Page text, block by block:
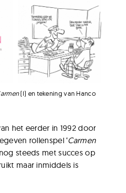
(l) en tekening van Hanco
het eerder in 1992 door
rollenspel ‘Carmen
steeds met succes op
maar inmiddels is